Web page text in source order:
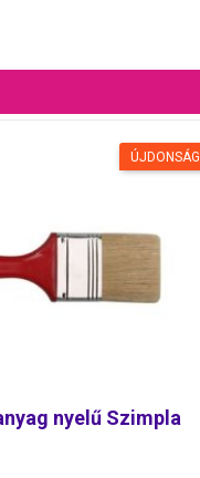
ÚJDONSÁG
nyelű Szimpla